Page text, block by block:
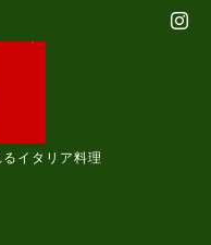
イタリア料理